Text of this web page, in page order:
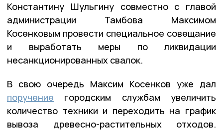
Константину Шульгину совместно с главой
администрации Тамбова Максимом
Косенковым провести специальное совещание
и выработать меры по ликвидации
несанкционированных свалок.
В свою очередь Максим Косенков уже дал
поручение городским службам увеличить
количество техники и переходить на график
вывоза древесно-растительных отходов.